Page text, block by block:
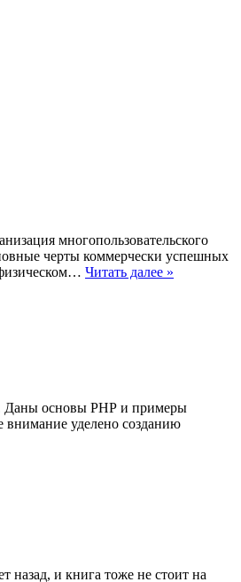
многопользовательского
черты коммерчески успешных
Читать далее »
Даны основы РНР и примеры
уделено созданию
назад, и книга тоже не стоит на